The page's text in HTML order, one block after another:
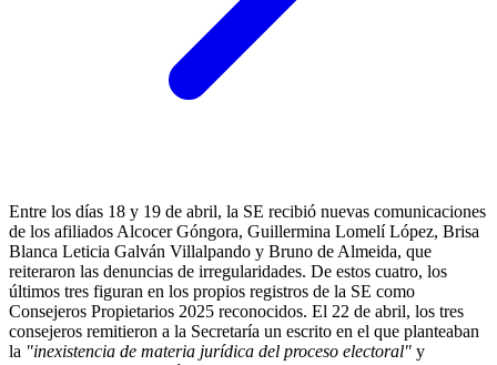
Entre los días 18 y 19 de abril, la SE recibió nuevas comunicaciones
de los afiliados Alcocer Góngora, Guillermina Lomelí López, Brisa
Blanca Leticia Galván Villalpando y Bruno de Almeida, que
reiteraron las denuncias de irregularidades. De estos cuatro, los
últimos tres figuran en los propios registros de la SE como
Consejeros Propietarios 2025 reconocidos. El 22 de abril, los tres
consejeros remitieron a la Secretaría un escrito en el que planteaban
la "inexistencia de materia jurídica del proceso electoral" y